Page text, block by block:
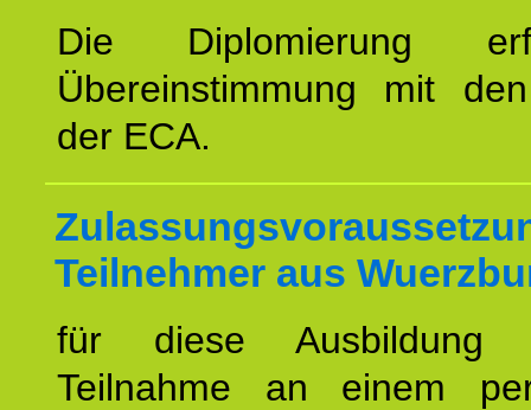
Die Diplomierung
Übereinstimmung mit
der ECA.
Teilnehmer aus
für diese
Teilnahme an einem